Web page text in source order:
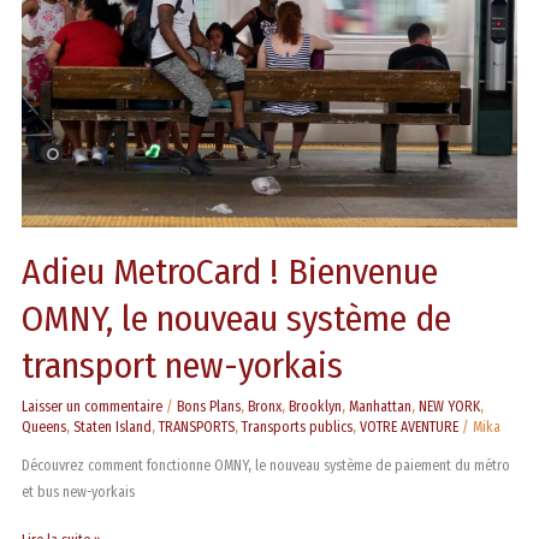
Adieu MetroCard ! Bienvenue
OMNY, le nouveau système de
transport new-yorkais
Laisser un commentaire /Bons Plans,Bronx,Brooklyn,Manhattan,NEW YORK,
Queens,Staten Island,TRANSPORTS,Transports publics,VOTRE AVENTURE /Mika
Découvrez comment fonctionne OMNY, le nouveau système de paiement du métro
et bus new-yorkais
nouveau
système
de
transport
new-
yorkais